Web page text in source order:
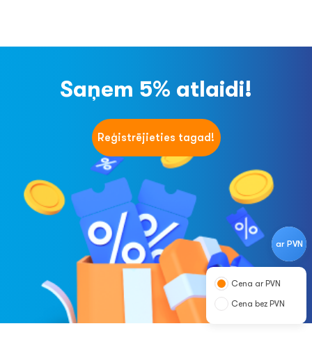
ar PVN
Cena ar PVN
Cena bez PVN
Saņem 5% atlaidi!
Reģistrējieties tagad!